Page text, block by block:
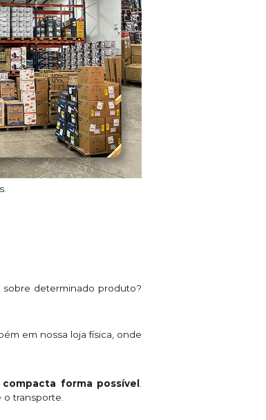
determinado produto?
em nossa loja física, onde
forma possível .
o transporte.